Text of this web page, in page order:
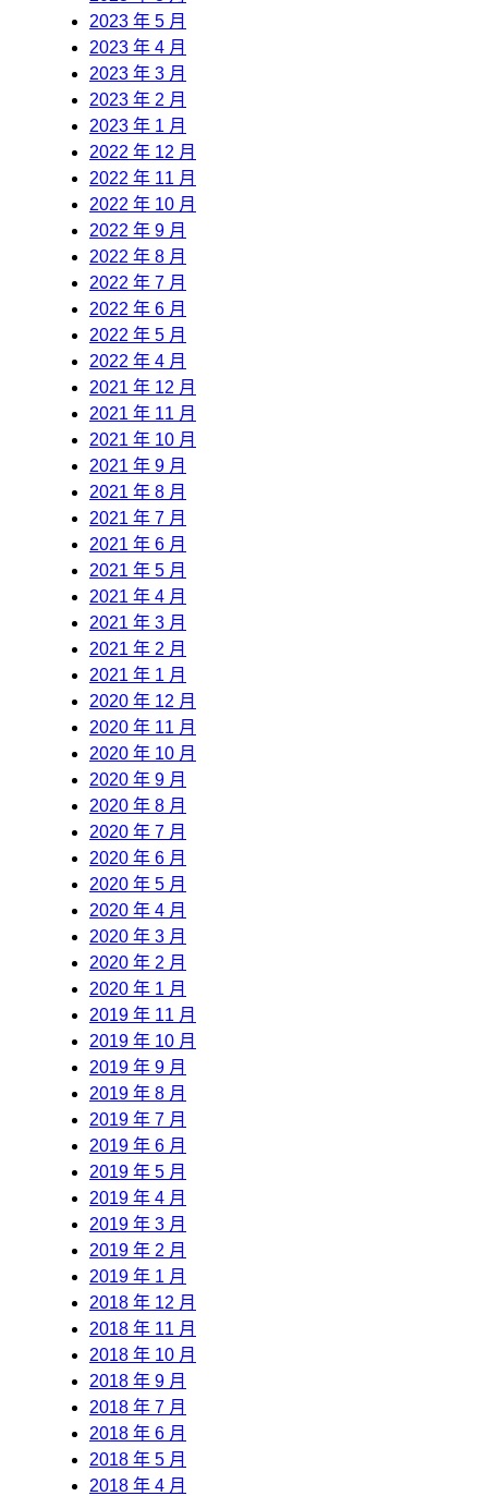
2023 年 5 月
2023 年 4 月
2023 年 3 月
2023 年 2 月
2023 年 1 月
2022 年 12 月
2022 年 11 月
2022 年 10 月
2022 年 9 月
2022 年 8 月
2022 年 7 月
2022 年 6 月
2022 年 5 月
2022 年 4 月
2021 年 12 月
2021 年 11 月
2021 年 10 月
2021 年 9 月
2021 年 8 月
2021 年 7 月
2021 年 6 月
2021 年 5 月
2021 年 4 月
2021 年 3 月
2021 年 2 月
2021 年 1 月
2020 年 12 月
2020 年 11 月
2020 年 10 月
2020 年 9 月
2020 年 8 月
2020 年 7 月
2020 年 6 月
2020 年 5 月
2020 年 4 月
2020 年 3 月
2020 年 2 月
2020 年 1 月
2019 年 11 月
2019 年 10 月
2019 年 9 月
2019 年 8 月
2019 年 7 月
2019 年 6 月
2019 年 5 月
2019 年 4 月
2019 年 3 月
2019 年 2 月
2019 年 1 月
2018 年 12 月
2018 年 11 月
2018 年 10 月
2018 年 9 月
2018 年 7 月
2018 年 6 月
2018 年 5 月
2018 年 4 月